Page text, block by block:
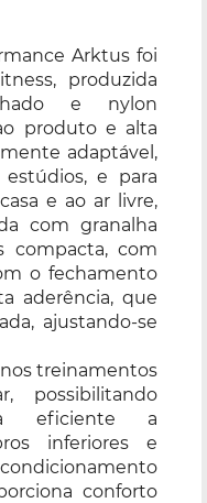
Arktus foi
produzida
e nylon
produto e alta
adaptável,
e para
e ao ar livre,
com granalha
compacta, com
o fechamento
aderência, que
ajustando-se
treinamentos
possibilitando
eficiente a
inferiores e
conforto